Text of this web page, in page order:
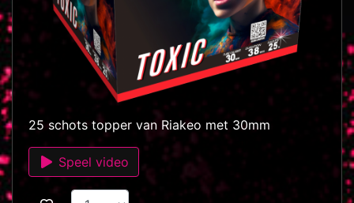
25 schots topper van Riakeo met 30mm
Speel video